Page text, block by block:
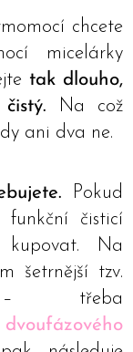
chcete
micelárky
tak dlouho,
Na což
ani dva ne.
Pokud
čisticí
Na
šetrnější tzv.
dvoufázového